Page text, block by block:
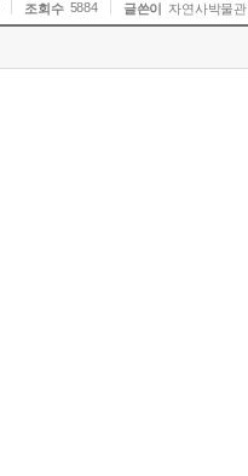
조회수 5884 글쓴이 자연사박물관